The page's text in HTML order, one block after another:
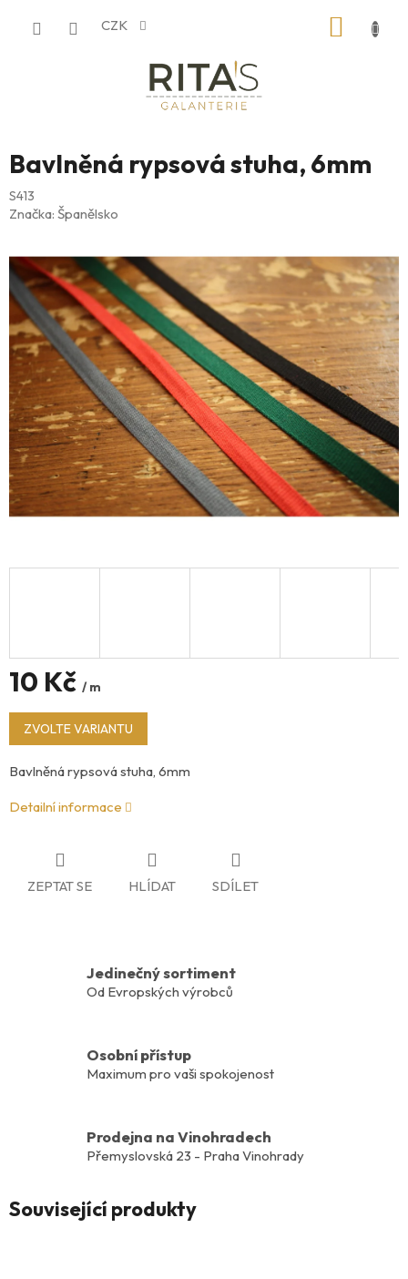
CZK
Bavlněná rypsová stuha, 6mm
S413
Značka: Španělsko
10 Kč / m
Měrná
cena:
ZVOLTE VARIANTU
Bavlněná rypsová stuha, 6mm
Detailní informace
ZEPTAT SE HLÍDAT SDÍLET
Jedinečný sortiment
Od Evropských výrobců
Osobní přístup
Maximum pro vaši spokojenost
Prodejna na Vinohradech
Přemyslovská 23 - Praha Vinohrady
Související produkty